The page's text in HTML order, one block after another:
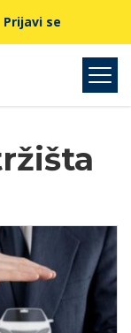
Prijavi se